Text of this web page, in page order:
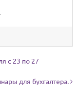
с 23 по 27
для бухгалтера.